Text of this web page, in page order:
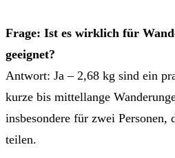
Frage: Ist es wirklich für
geeignet?
Antwort: Ja – 2,68 kg sind ein
kurze bis mittellange
insbesondere für zwei Personen,
teilen.